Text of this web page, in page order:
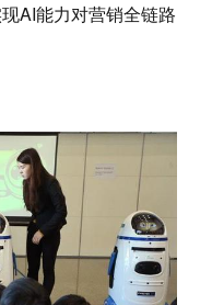
AI能力对营销全链路